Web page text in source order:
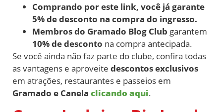
Comprando por este link, você já garante
5% de desconto na compra do ingresso.
Membros do Gramado Blog Club garantem
10% de desconto na compra antecipada.
Se você ainda não faz parte do clube, confira todas
as vantagens e aproveite descontos exclusivos
em atrações, restaurantes e passeios em
Gramado e Canela clicando aqui.